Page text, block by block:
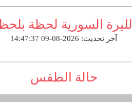
الليرة السورية لحظة
آخر تحديث: 2026-08-09 14:47:37
حالة الطقس